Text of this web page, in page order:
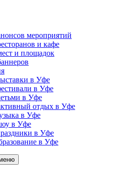
мероприятий
и кафе
и площадок
в Уфе
в Уфе
в Уфе
отдых в Уфе
в Уфе
в Уфе
в Уфе
в Уфе